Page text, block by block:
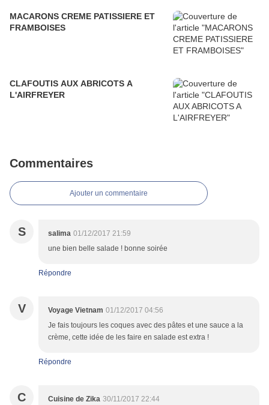
MACARONS CREME PATISSIERE ET
FRAMBOISES
CLAFOUTIS AUX ABRICOTS A
L'AIRFREYER
Commentaires
Ajouter un commentaire
S salima 01/12/2017 21:59
une bien belle salade ! bonne soirée
Répondre
V Voyage Vietnam 01/12/2017 04:56
Je fais toujours les coques avec des pâtes et une sauce a la
crème, cette idée de les faire en salade est extra !
Répondre
C Cuisine de Zika 30/11/2017 22:44